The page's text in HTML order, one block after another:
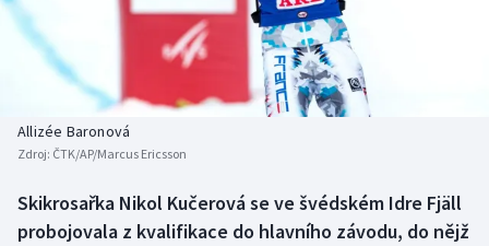
Basketbal
Biatlon
Box
Historické návraty
Aplikace ČT sport
Allizée Baronová
Zdroj: ČTK/AP/Marcus Ericsson
Skikrosařka Nikol Kučerová se ve švédském Idre Fjäll
probojovala z kvalifikace do hlavního závodu, do nějž